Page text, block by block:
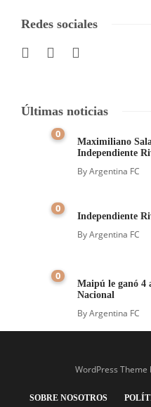
Redes sociales
Últimas noticias
0
Maximiliano
Independiente
ByArgentina FC
0
Independiente
ByArgentina FC
0
Maipú le ganó 4
Nacional
ByArgentina FC
WordPress Theme
SOBRE NOSOTROS